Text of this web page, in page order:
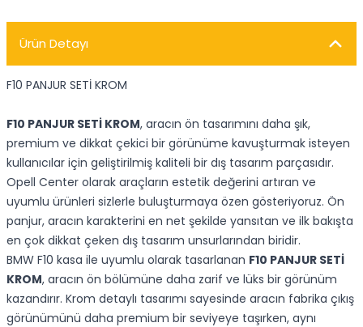
Ürün Detayı
F10 PANJUR SETİ KROM
F10 PANJUR SETİ KROM, aracın ön tasarımını daha şık,
premium ve dikkat çekici bir görünüme kavuşturmak isteyen
kullanıcılar için geliştirilmiş kaliteli bir dış tasarım parçasıdır.
Opell Center olarak araçların estetik değerini artıran ve
uyumlu ürünleri sizlerle buluşturmaya özen gösteriyoruz. Ön
panjur, aracın karakterini en net şekilde yansıtan ve ilk bakışta
en çok dikkat çeken dış tasarım unsurlarından biridir.
BMW F10 kasa ile uyumlu olarak tasarlanan F10 PANJUR SETİ
KROM, aracın ön bölümüne daha zarif ve lüks bir görünüm
kazandırır. Krom detaylı tasarımı sayesinde aracın fabrika çıkış
görünümünü daha premium bir seviyeye taşırken, aynı